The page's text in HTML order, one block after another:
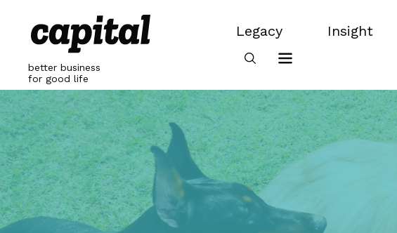
content
better business
for good life
Legacy
Legacy
Insight